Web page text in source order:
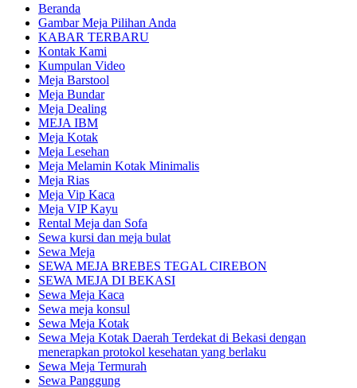
Beranda
Gambar Meja Pilihan Anda
KABAR TERBARU
Kontak Kami
Kumpulan Video
Meja Barstool
Meja Bundar
Meja Dealing
MEJA IBM
Meja Kotak
Meja Lesehan
Meja Melamin Kotak Minimalis
Meja Rias
Meja Vip Kaca
Meja VIP Kayu
Rental Meja dan Sofa
Sewa kursi dan meja bulat
Sewa Meja
SEWA MEJA BREBES TEGAL CIREBON
SEWA MEJA DI BEKASI
Sewa Meja Kaca
Sewa meja konsul
Sewa Meja Kotak
Sewa Meja Kotak Daerah Terdekat di Bekasi dengan
menerapkan protokol kesehatan yang berlaku
Sewa Meja Termurah
Sewa Panggung